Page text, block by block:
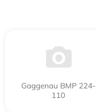
Gaggenau BMP 224-
110